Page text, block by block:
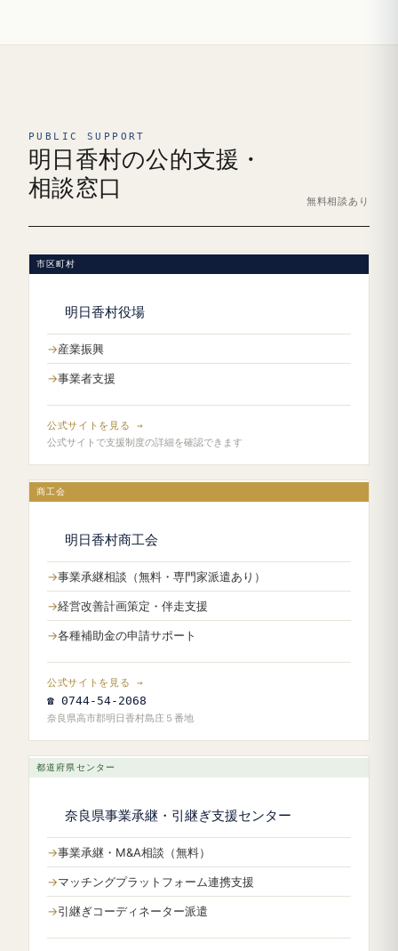
PUBLIC SUPPORT
明日香村の公的支援・
相談窓口
無料相談あり
市区町村
明日香村役場
産業振興
事業者支援
公式サイトを見る →
公式サイトで支援制度の詳細を確認できます
商工会
明日香村商工会
事業承継相談（無料・専門家派遣あり）
経営改善計画策定・伴走支援
各種補助金の申請サポート
公式サイトを見る →
☎ 0744-54-2068
奈良県高市郡明日香村島庄５番地
都道府県センター
奈良県事業承継・引継ぎ支援センター
事業承継・M&A相談（無料）
マッチングプラットフォーム連携支援
引継ぎコーディネーター派遣